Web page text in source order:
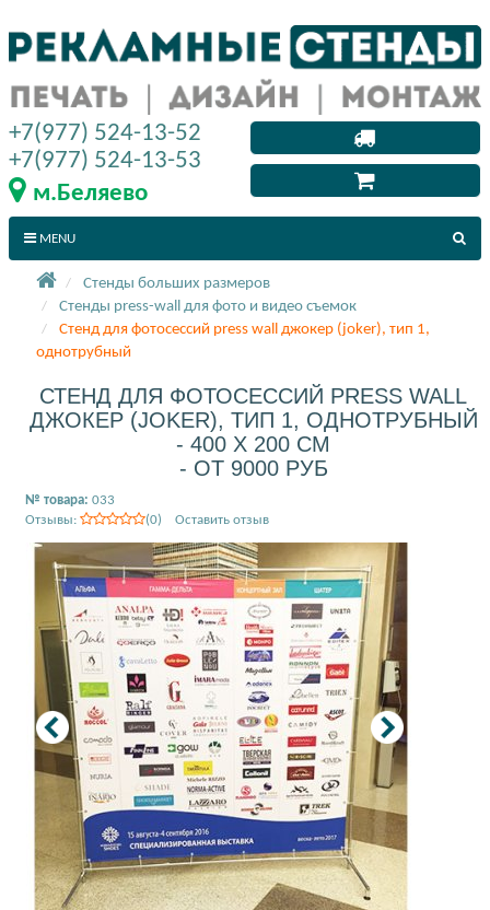
Стенды больших размеров
Стенды press-wall для фото и видео съемок
Стенд для фотосессий press wall джокер (joker), тип 1,
однотрубный
СТЕНД ДЛЯ ФОТОСЕССИЙ PRESS WALL
ДЖОКЕР (JOKER), ТИП 1, ОДНОТРУБНЫЙ
- 400 X 200 СМ
- ОТ 9000 РУБ
№ товара: 033
Отзывы:
(0) Оставить отзыв
+7(977) 524-13-52
+7(977) 524-13-53
м.Беляево
MENU